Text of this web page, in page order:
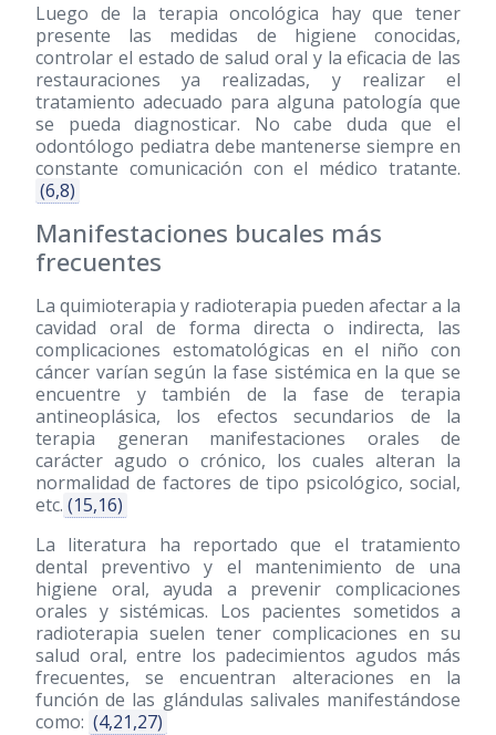
Luego de la terapia oncológica hay que tener
presente las medidas de higiene conocidas,
controlar el estado de salud oral y la eficacia de las
restauraciones ya realizadas, y realizar el
tratamiento adecuado para alguna patología que
se pueda diagnosticar. No cabe duda que el
odontólogo pediatra debe mantenerse siempre en
constante comunicación con el médico tratante.
(6,8)
Manifestaciones bucales más
frecuentes
La quimioterapia y radioterapia pueden afectar a la
cavidad oral de forma directa o indirecta, las
complicaciones estomatológicas en el niño con
cáncer varían según la fase sistémica en la que se
encuentre y también de la fase de terapia
antineoplásica, los efectos secundarios de la
terapia generan manifestaciones orales de
carácter agudo o crónico, los cuales alteran la
normalidad de factores de tipo psicológico, social,
etc. (15,16)
La literatura ha reportado que el tratamiento
dental preventivo y el mantenimiento de una
higiene oral, ayuda a prevenir complicaciones
orales y sistémicas. Los pacientes sometidos a
radioterapia suelen tener complicaciones en su
salud oral, entre los padecimientos agudos más
frecuentes, se encuentran alteraciones en la
función de las glándulas salivales manifestándose
como: (4,21,27)